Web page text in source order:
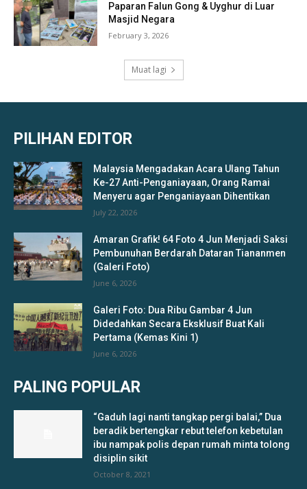
Paparan Falun Gong & Uyghur di Luar
Masjid Negara
February 3, 2026
Muat lagi
PILIHAN EDITOR
Malaysia Mengadakan Acara Ulang Tahun
Ke-27 Anti-Penganiayaan, Orang Ramai
Menyeru agar Penganiayaan Dihentikan
July 22, 2026
Amaran Grafik! 64 Foto 4 Jun Menjadi Saksi
Pembunuhan Berdarah Dataran Tiananmen
(Galeri Foto)
June 6, 2026
Galeri Foto: Dua Ribu Gambar 4 Jun
Didedahkan Secara Eksklusif Buat Kali
Pertama (Kemas Kini 1)
June 6, 2026
PALING POPULAR
“Gaduh lagi nanti tangkap pergi balai,” Dua
beradik bertengkar rebut telefon kebetulan
ibu nampak polis depan rumah minta tolong
disiplin sikit
October 8, 2021